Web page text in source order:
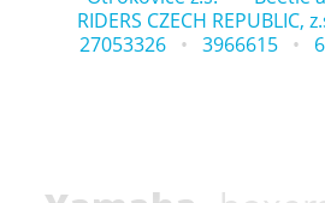
RIDERS CZECH REPUBLIC,
27053326
3966615